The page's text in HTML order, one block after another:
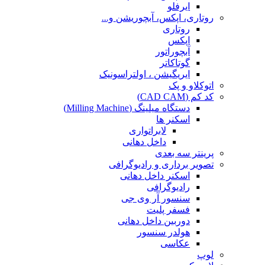
ایرفلو
روتاری، اپکس، آبچوریشن و...
روتاری
اپکس
آبچوراتور
گوتاکاتر
ایریگیشن ، اولتراسونیک
اتوکلاو و پک
کد کم (CAD CAM)
دستگاه میلینگ (Milling Machine)
اسکنر ها
لابراتواری
داخل دهانی
پرینتر سه بعدی
تصویر برداری و رادیوگرافی
اسکنر داخل دهانی
رادیوگرافی
سنسور آر وی جی
فسفر پلیت
دوربین داخل دهانی
هولدر سنسور
عکاسی
لوپ